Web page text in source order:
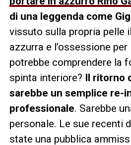
di una leggenda come
vissuto sulla propria pelle
azzurra e l’ossessione
potrebbe comprendere la
spinta interiore? Il ritorno
sarebbe un semplice re-
professionale. Sarebbe
personale. Le sue recenti
state una pubblica